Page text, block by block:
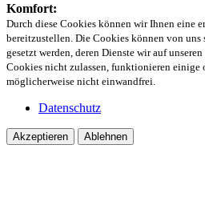
Komfort:
Durch diese Cookies können wir Ihnen eine
bereitzustellen. Die Cookies können von
gesetzt werden, deren Dienste wir auf
Cookies nicht zulassen, funktionieren einige
möglicherweise nicht einwandfrei.
Datenschutz
Akzeptieren Ablehnen